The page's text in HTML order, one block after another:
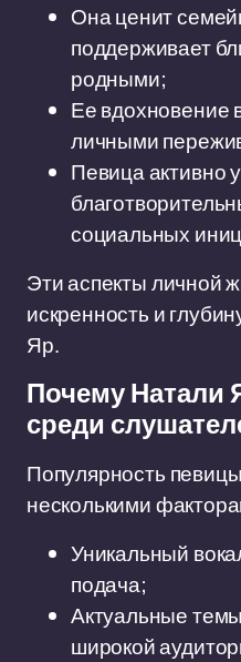
Она ценит
поддерживает
родными;
Ее вдохновение
личными
Певица активно
социальных
Эти аспекты личной
искренность и
Яр.
Почему Натали
среди
Популярность
несколькими
Уникальный
подача;
Актуальные
широкой